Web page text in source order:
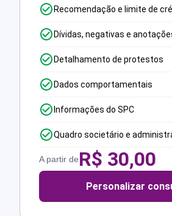
Recomendação e limite de
Dívidas, negativas e
Detalhamento de protestos
Dados comportamentais
Informações do SPC
Quadro societário e
A partir deR$ 30,00
Personalizar